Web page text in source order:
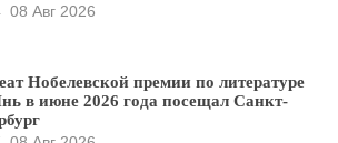
08 Авг 2026
Нобелевской премии по литературе
в июне 2026 года посещал Санкт-